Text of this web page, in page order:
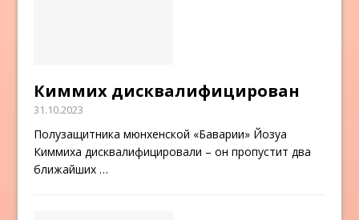
Киммих дисквалифицирован
31.10.2023
Полузащитника мюнхенской «Баварии» Йозуа
Киммиха дисквалифицировали – он пропустит два
ближайших…